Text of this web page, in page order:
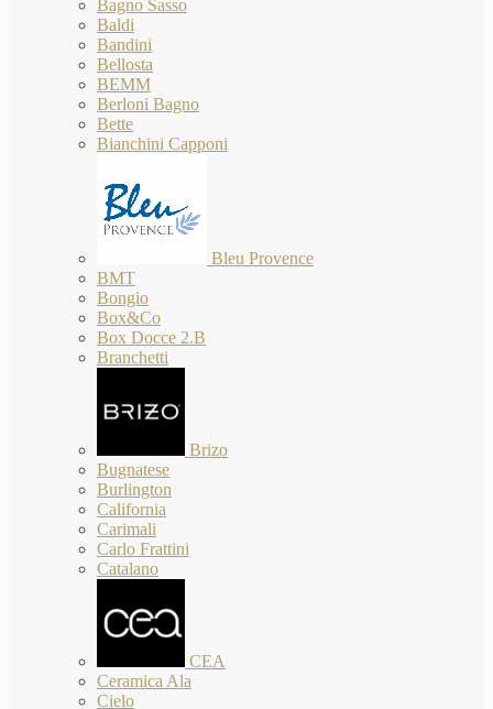
Bagno Sasso
Baldi
Bandini
Bellosta
BEMM
Berloni Bagno
Bette
Bianchini Capponi
Bleu Provence
BMT
Bongio
Box&Co
Box Docce 2.B
Branchetti
Brizo
Bugnatese
Burlington
California
Carimali
Carlo Frattini
Catalano
CEA
Ceramica Ala
Cielo